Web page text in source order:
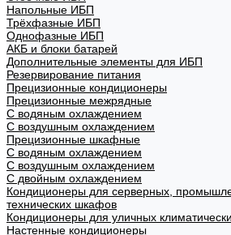
Напольные ИБП
Трёхфазные ИБП
Однофазные ИБП
АКБ и блоки батарей
Дополнительные элементы для ИБП
Резервирование питания
Прецизионные кондиционеры
Прецизионные межрядные
С водяным охлаждением
С воздушным охлаждением
Прецизионные шкафные
С водяным охлаждением
С воздушным охлаждением
С двойным охлаждением
Кондиционеры для серверных,
технических шкафов
Кондиционеры для уличных
Настенные кондиционеры